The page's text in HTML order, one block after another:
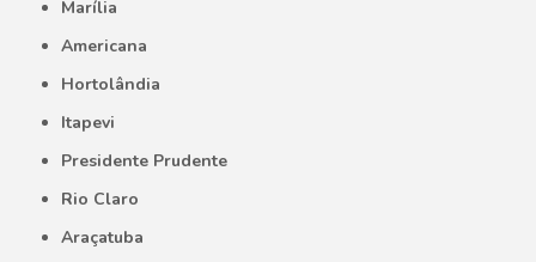
Marília
Americana
Hortolândia
Itapevi
Presidente Prudente
Rio Claro
Araçatuba